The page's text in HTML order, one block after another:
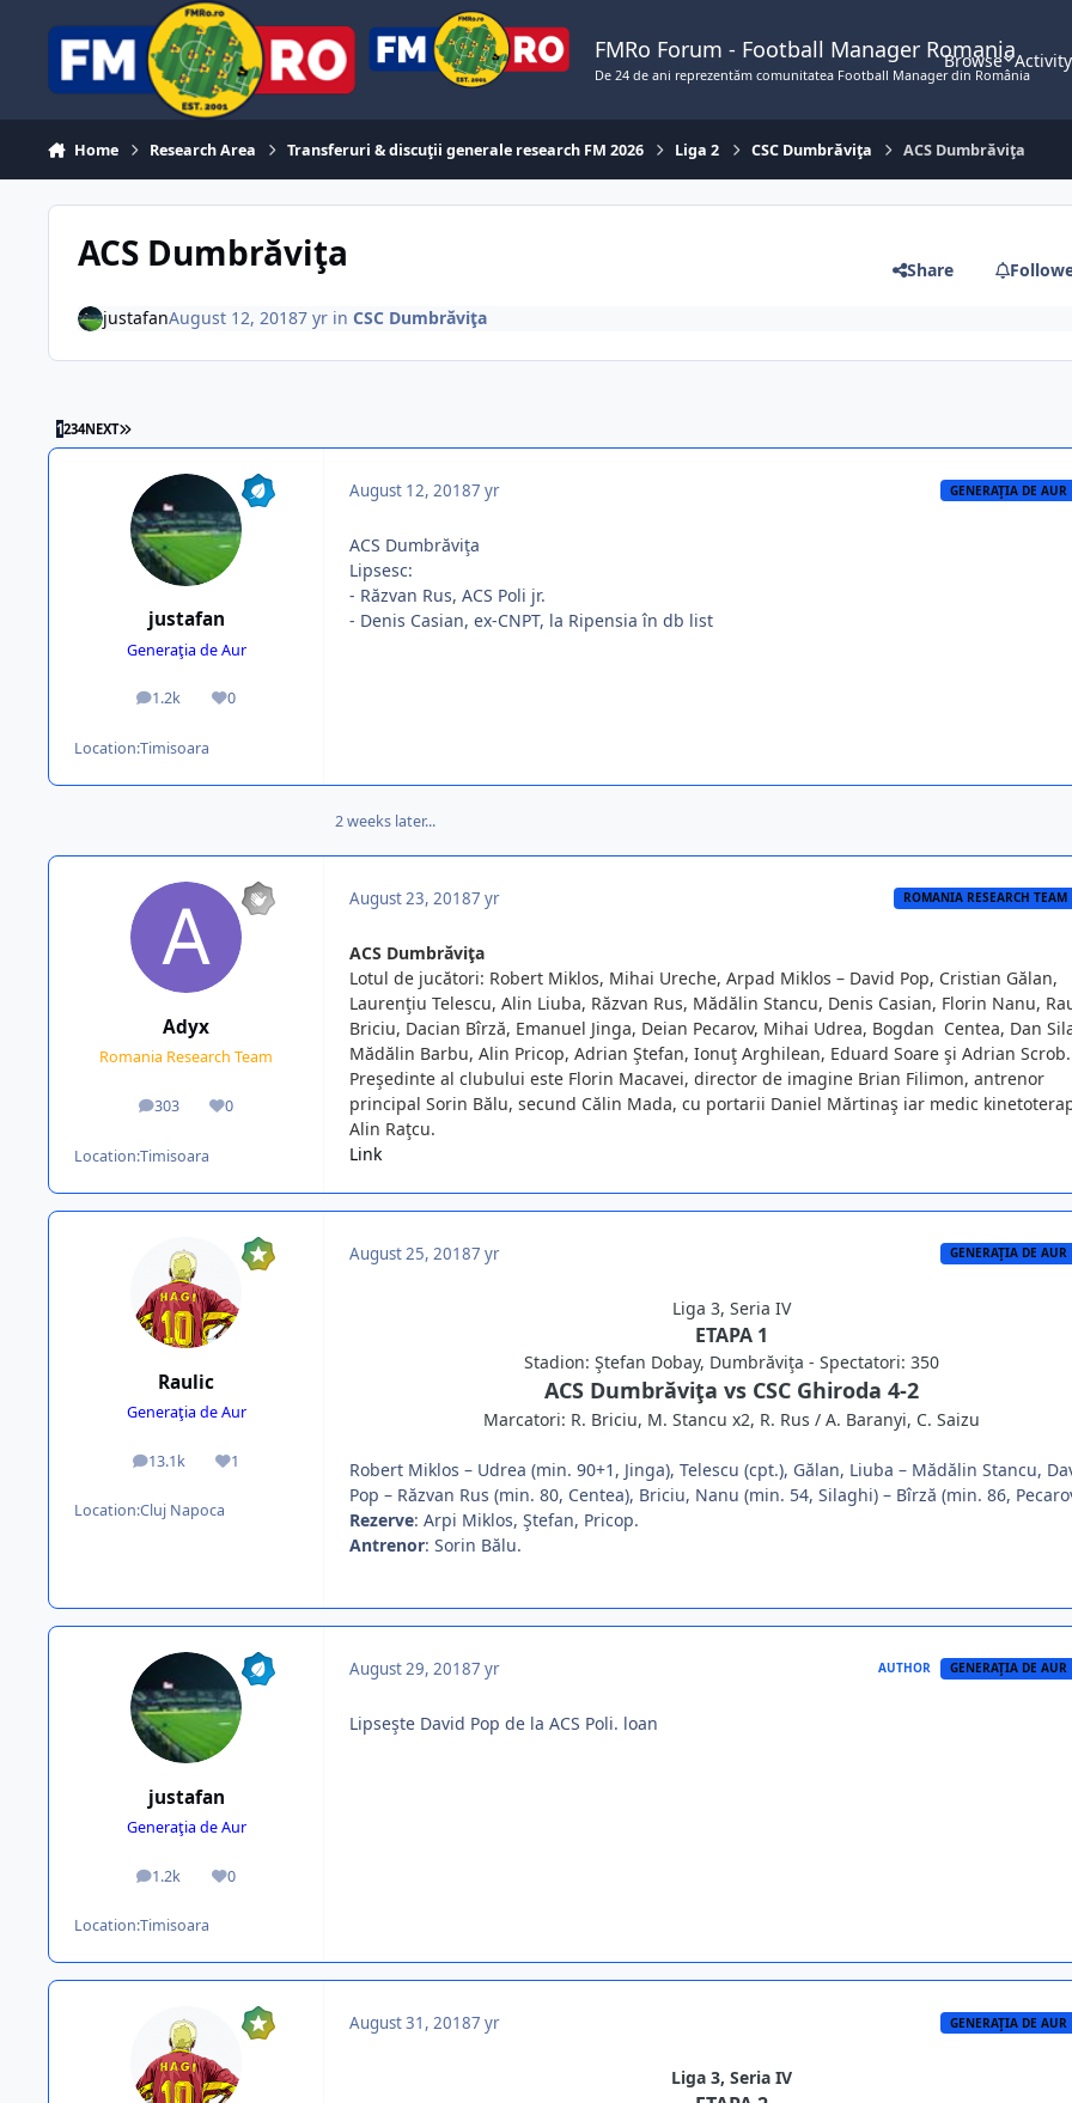
FMRo Forum - Football Manager Romania
De 24 de ani reprezentăm comunitatea Football Manager din România
Browse Activity
Home Research Area Transferuri & discuţii generale research FM 2026 Liga 2 CSC Dumbrăviţa ACS Dumbrăviţa
ACS Dumbrăviţa Share
justafanAugust 12, 20187 yrin CSC Dumbrăviţa
1234NEXT LAST PAGE
justafan
Generaţia de Aur
1.2k
posts 0
Reputation
Location:Timisoara
August 12, 20187 yr GENERAŢIA DE AUR
ACS Dumbrăviţa
Lipsesc:
- Răzvan Rus, ACS Poli jr.
- Denis Casian, ex-CNPT, la Ripensia în db list
2 weeks later...
Adyx
Romania Research Team
303
posts 0
Reputation
Location:Timisoara
August 23, 20187 yr ROMANIA RESEARCH TEAM
ACS Dumbrăviţa
Lotul de jucători: Robert Miklos, Mihai Ureche, Arpad Miklos – David Pop, Cristian Gălan,
Laurenţiu Telescu, Alin Liuba, Răzvan Rus, Mădălin Stancu, Denis Casian, Florin Nanu,
Briciu, Dacian Bîrză, Emanuel Jinga, Deian Pecarov, Mihai Udrea, Bogdan Centea, Dan
Mădălin Barbu, Alin Pricop, Adrian Ştefan, Ionuţ Arghilean, Eduard Soare şi Adrian Scrob.
Preşedinte al clubului este Florin Macavei, director de imagine Brian Filimon, antrenor
principal Sorin Bălu, secund Călin Mada, cu portarii Daniel Mărtinaş iar medic
Alin Raţcu.
Link
Raulic
Generaţia de Aur
13.1k
posts 1
Reputation
Location:Cluj Napoca
August 25, 20187 yr GENERAŢIA DE AUR
Liga 3, Seria IV
ETAPA 1
Stadion: Ştefan Dobay, Dumbrăviţa - Spectatori: 350
ACS Dumbrăviţa vs CSC Ghiroda 4-2
Marcatori: R. Briciu, M. Stancu x2, R. Rus / A. Baranyi, C. Saizu
Robert Miklos – Udrea (min. 90+1, Jinga), Telescu (cpt.), Gălan, Liuba – Mădălin Stancu,
Pop – Răzvan Rus (min. 80, Centea), Briciu, Nanu (min. 54, Silaghi) – Bîrză (min. 86,
Rezerve: Arpi Miklos, Ştefan, Pricop.
Antrenor: Sorin Bălu.
justafan
Generaţia de Aur
1.2k
posts 0
Reputation
Location:Timisoara
August 29, 20187 yr AUTHOR GENERAŢIA DE AUR
Lipseşte David Pop de la ACS Poli. loan
August 31, 20187 yr GENERAŢIA DE AUR
Liga 3, Seria IV